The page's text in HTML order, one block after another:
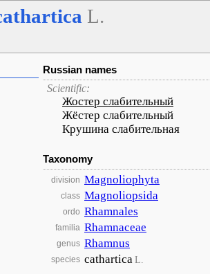
L.
Russian names
Scientific:
Жостер слабительный
Жёстер слабительный
Крушина слабительная
Taxonomy
division Magnoliophyta
class Magnoliopsida
ordo Rhamnales
familia Rhamnaceae
genus Rhamnus
species catharticaL.